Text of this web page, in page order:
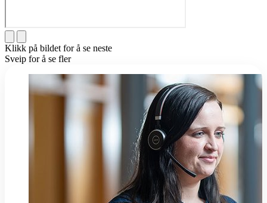
Klikk på bildet for å se neste
Sveip for å se fler